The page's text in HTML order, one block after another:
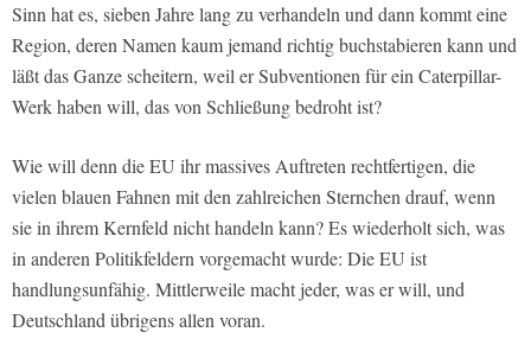
Sinn hat es, sieben Jahre lang zu verhandeln und dann kommt eine
Region, deren Namen kaum jemand richtig buchstabieren kann und
läßt das Ganze scheitern, weil er Subventionen für ein Caterpillar-
Werk haben will, das von Schließung bedroht ist?
Wie will denn die EU ihr massives Auftreten rechtfertigen, die
vielen blauen Fahnen mit den zahlreichen Sternchen drauf, wenn
sie in ihrem Kernfeld nicht handeln kann? Es wiederholt sich, was
in anderen Politikfeldern vorgemacht wurde: Die EU ist
handlungsunfähig. Mittlerweile macht jeder, was er will, und
Deutschland übrigens allen voran.